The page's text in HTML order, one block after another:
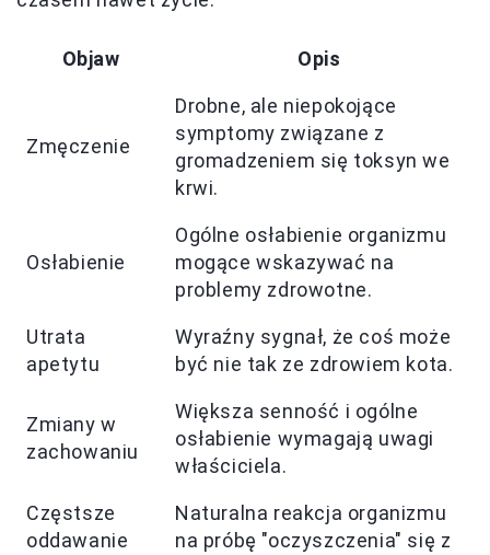
Objaw Opis
Zmęczenie
Drobne, ale niepokojące
symptomy związane z
gromadzeniem się toksyn we
krwi.
Osłabienie
Ogólne osłabienie organizmu
mogące wskazywać na
problemy zdrowotne.
Utrata
apetytu
Wyraźny sygnał, że coś może
być nie tak ze zdrowiem kota.
Zmiany w
zachowaniu
Większa senność i ogólne
osłabienie wymagają uwagi
właściciela.
Częstsze
oddawanie
Naturalna reakcja organizmu
na próbę "oczyszczenia" się z